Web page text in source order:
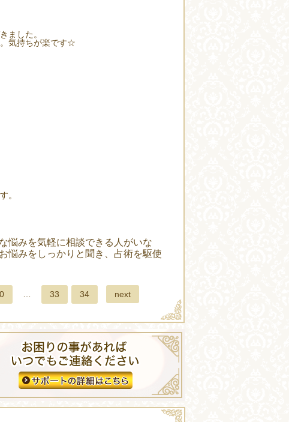
ました。
気持ちが楽です☆
。
悩みを気軽に相談できる人がいな
悩みをしっかりと聞き、占術を駆使
… 33 34 next